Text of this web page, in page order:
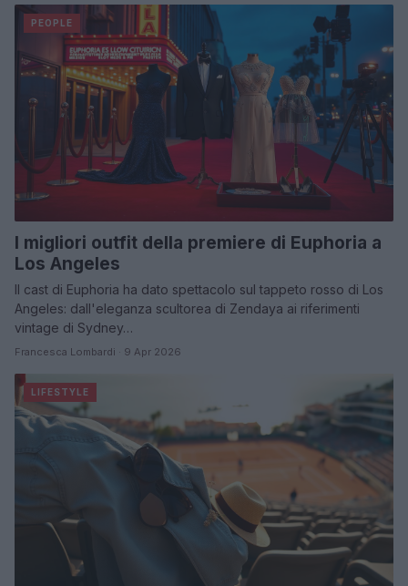
PEOPLE
I migliori outfit della premiere di Euphoria a
Los Angeles
Il cast di Euphoria ha dato spettacolo sul tappeto rosso di Los
Angeles: dall'eleganza scultorea di Zendaya ai riferimenti
vintage di Sydney…
Francesca Lombardi · 9 Apr 2026
LIFESTYLE